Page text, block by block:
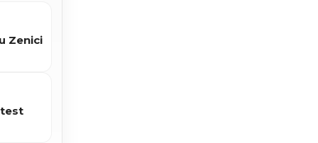
Zenici
test